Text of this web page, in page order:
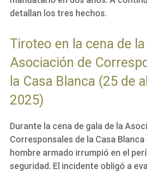
detallan los tres hechos.
Tiroteo en la cena de la
Asociación de
la Casa Blanca (25 de
2025)
Durante la cena de gala de la
Corresponsales de la Casa Blanca
hombre armado irrumpió en el
seguridad. El incidente obligó a